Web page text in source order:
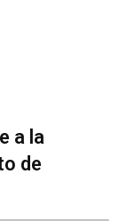
a la
de